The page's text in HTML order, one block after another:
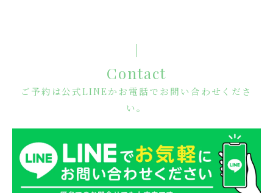
Contact
ご予約は公式LINEかお電話でお問い合わせくださ
い。